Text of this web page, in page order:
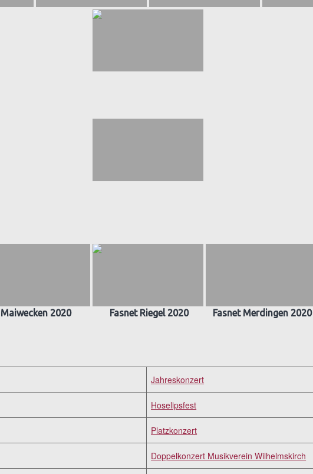
Maiwecken 2020 Fasnet Riegel 2020 Fasnet Merdingen 2020
Jahreskonzert
Hoselipsfest
Platzkonzert
Doppelkonzert Musikverein Wilhelmskirch